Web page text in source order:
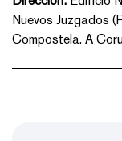
Nuevos Juzgados
Compostela. A